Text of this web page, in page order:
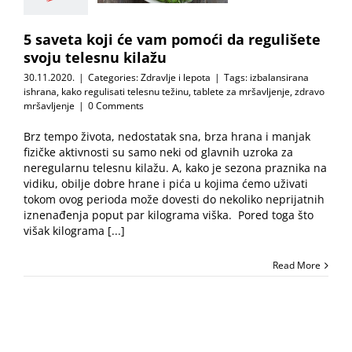
kilažu
5 saveta koji će vam pomoći da regulišete
svoju telesnu kilažu
30.11.2020. | Categories:Zdravlje i lepota | Tags: izbalansirana
ishrana, kako regulisati telesnu težinu,tablete za mršavljenje,zdravo
mršavljenje | 0 Comments
Brz tempo života, nedostatak sna, brza hrana i manjak
fizičke aktivnosti su samo neki od glavnih uzroka za
neregularnu telesnu kilažu. A, kako je sezona praznika na
vidiku, obilje dobre hrane i pića u kojima ćemo uživati
tokom ovog perioda može dovesti do nekoliko neprijatnih
iznenađenja poput par kilograma viška. Pored toga što
višak kilograma [...]
Read More